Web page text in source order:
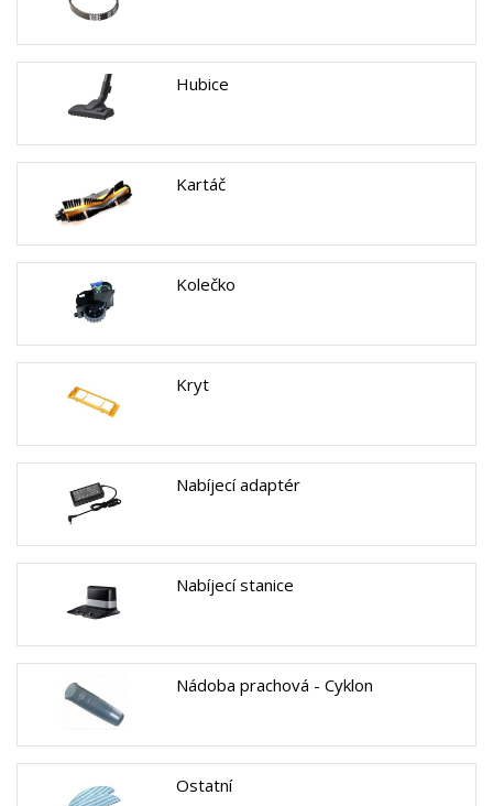
Hubice
Kartáč
Kolečko
Kryt
Nabíjecí adaptér
Nabíjecí stanice
Nádoba prachová - Cyklon
Ostatní